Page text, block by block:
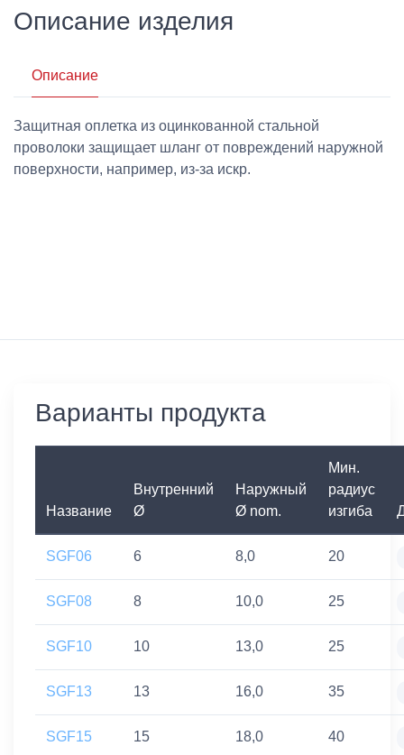
Описание изделия
Описание
Защитная оплетка из оцинкованной стальной
проволоки защищает шланг от повреждений наружной
поверхности, например, из-за искр.
Варианты продукта
Название
Внутренний
Ø
Наружный
Ø nom.
Мин.
радиус
изгиба
SGF06 6 8,0 20
SGF08 8 10,0 25
SGF10 10 13,0 25
SGF13 13 16,0 35
SGF15 15 18,0 40